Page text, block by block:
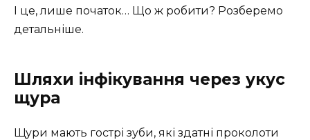
І це, лише початок… Що ж робити? Розберемо
детальніше.
Шляхи інфікування через укус
щура
Щури мають гострі зуби, які здатні проколоти